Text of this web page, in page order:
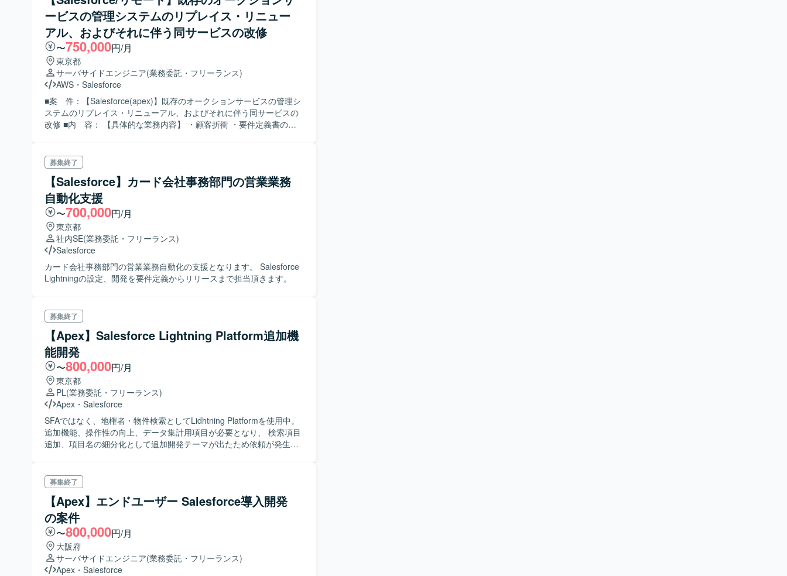
ービスの管理システムのリプレイス・リニュー
アル、およびそれに伴う同サービスの改修
〜750,000円/月
東京都
サーバサイドエンジニア(業務委託・フリーランス)
AWS ・ Salesforce
■案 件：【Salesforce(apex)】既存のオークションサービスの管理シ
ステムのリプレイス・リニューアル、およびそれに伴う同サービスの
改修 ■内 容： 【具体的な業務内容】 ・顧客折衝 ・要件定義書の作
管理】 ・GitHub ・Backlog 【開発環境】 ・Docker 【バックエンド】
・PHP（CodeIgniter） ・MySQL 【CRM】 ・Salesforce 【インフ
ラ】 ・AWS ※設計中 【コミュニケーションツール】 ・Slack ・
Chatwork ＜スキル＞ ■必 須： ・salesforceの規定・規則に則った要
件定義書の作成 ・Salesforceの導入、またはSalesforceと連携するシ
ステムの開発経験：3年以上 ・顧客折衝経験 ・上流工程業務の経験 ・
チームでの開発経験 ・Git の基本的な操作 ■尚 可： ・フローを用い
た処理の構築経験 ・APEXを用いたSalesforce開発経験。 ・
SalesforceとAWSでデータ連携する案件の開発経験 ・AWSでの開発経
験
募集終了
【Salesforce】カード会社事務部門の営業業務
自動化支援
〜700,000円/月
東京都
社内SE(業務委託・フリーランス)
Salesforce
カード会社事務部門の営業業務自動化の支援となります。 Salesforce
Lightningの設定、開発を要件定義からリリースまで担当頂きます。
募集終了
【Apex】Salesforce Lightning Platform追加機
能開発
〜800,000円/月
東京都
PL(業務委託・フリーランス)
Apex ・ Salesforce
SFAではなく、地権者・物件検索としてLidhtning Platformを使用中。
追加機能、操作性の向上、データ集計用項目が必要となり、 検索項目
追加、項目名の細分化として追加開発テーマが出たため依頼が発生し
募集終了
【Apex】エンドユーザー Salesforce導入開発
の案件
〜800,000円/月
大阪府
サーバサイドエンジニア(業務委託・フリーランス)
Apex ・ Salesforce